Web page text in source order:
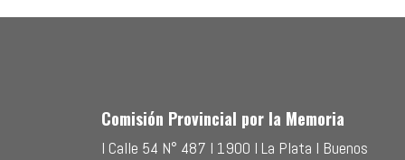
Comisión Provincial por la Memoria
l Calle 54 N° 487 l 1900 l La Plata l Buenos